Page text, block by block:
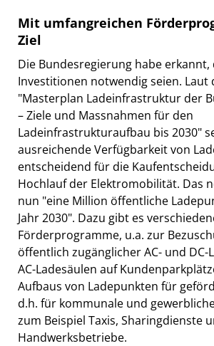
Mit umfangreichen
Ziel
Die Bundesregierung habe erkannt,
Investitionen notwendig seien. Laut
"Masterplan Ladeinfrastruktur der
– Ziele und Massnahmen für den
Ladeinfrastrukturaufbau bis 2030"
ausreichende Verfügbarkeit von
entscheidend für die
Hochlauf der Elektromobilität. Das
nun "eine Million öffentliche
Jahr 2030". Dazu gibt es
Förderprogramme, u.a. zur
öffentlich zugänglicher AC- und DC-
AC-Ladesäulen auf
Aufbaus von Ladepunkten für
d.h. für kommunale und
zum Beispiel Taxis, Sharingdienste
Handwerksbetriebe.